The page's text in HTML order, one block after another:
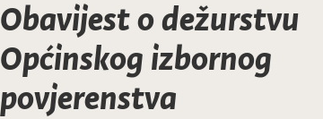
Obavijest o dežurstvu
Općinskog izbornog
povjerenstva